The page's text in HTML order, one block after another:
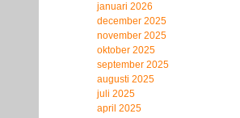
januari 2026
december 2025
november 2025
oktober 2025
september 2025
augusti 2025
juli 2025
april 2025